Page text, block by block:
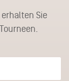
Sie